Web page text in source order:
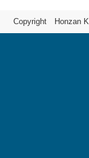
Copyright Honzan